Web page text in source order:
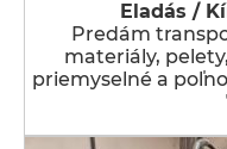
Eladás /
Predám
materiály,
priemyselné a